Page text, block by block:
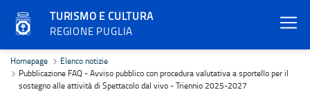
TURISMO E CULTURA
REGIONE PUGLIA
Pubblicazione FAQ - Avviso pubblico con procedura valutativa
Homepage
Elenco notizie
Pubblicazione FAQ - Avviso pubblico con procedura valutativa a sportello per il
sostegno alle attività di Spettacolo dal vivo - Triennio 2025-2027